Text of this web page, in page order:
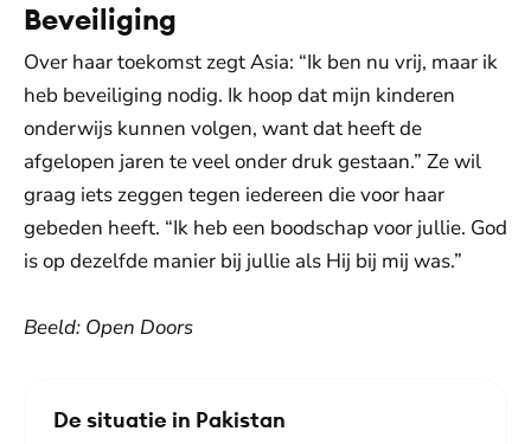
Beveiliging
Over haar toekomst zegt Asia: “Ik ben nu vrij, maar ik
heb beveiliging nodig. Ik hoop dat mijn kinderen
onderwijs kunnen volgen, want dat heeft de
afgelopen jaren te veel onder druk gestaan.” Ze wil
graag iets zeggen tegen iedereen die voor haar
gebeden heeft. “Ik heb een boodschap voor jullie. God
is op dezelfde manier bij jullie als Hij bij mij was.”
Beeld: Open Doors
De situatie in Pakistan